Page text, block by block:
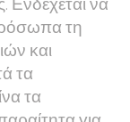
τη
και
τα
τα